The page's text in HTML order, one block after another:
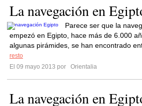
La navegación en
Parece ser que la
empezó en Egipto, hace más de 6.000
algunas pirámides, se han encontrado
resto
El 09 mayo 2013 por
Orientalia
La navegación en